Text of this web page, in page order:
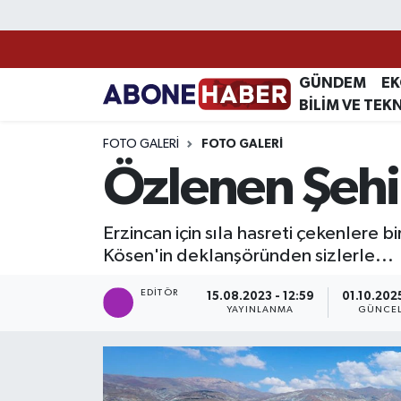
GÜNDEM
BİLİM VE
FOTO GALERI FOTO GALERI
Özlenen
Erzincan için sıla hasreti çekenlere
Kösen'in deklanşöründen sizlerle...
EDITÖR 15.08.2023 - 12:59
YAYINLANMA
Yazarlar
Bilim ve Teknoloji
Nöbetçi Eczaneler
Trafik Durumu
Süper Lig Puan Durumu ve Fikstür
Tüm Manşetler
Son Dakika Haberleri